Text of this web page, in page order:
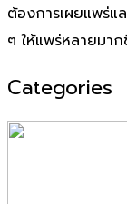
ต้องการเผยแพร่แ
ๆ ให้แพร่หลายมา
Categories